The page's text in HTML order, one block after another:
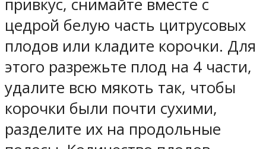
привкус, снимайте вместе с
цедрой белую часть цитрусовых
плодов или кладите корочки. Для
этого разрежьте плод на 4 части,
удалите всю мякоть так, чтобы
корочки были почти сухими,
разделите их на продольные